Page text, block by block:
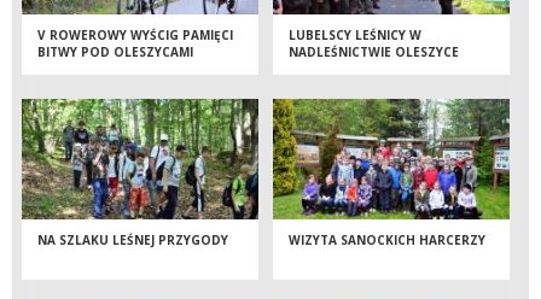
V ROWEROWY WYŚCIG PAMIĘCI
BITWY POD OLESZYCAMI
LUBELSCY LEŚNICY W
NADLEŚNICTWIE OLESZYCE
NA SZLAKU LEŚNEJ PRZYGODY WIZYTA SANOCKICH HARCERZY